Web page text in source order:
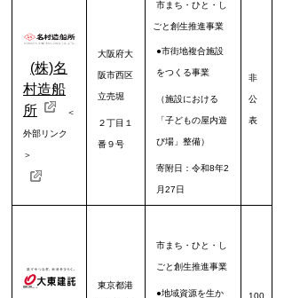
(株)名
村造船
所
＜
外部リンク
＞
大阪府大
阪市西区
立売堀
２丁目１
番９号
市まち・ひと・し
ごと創生推進事業
●市街地複合施設
をつくる事業
（施設における
「子どもの屋内遊
び場」整備）
寄附日：令和8年2
月27日
非
公
表
東京都港
市まち・ひと・し
ごと創生推進事業
●地域資源を生か 100